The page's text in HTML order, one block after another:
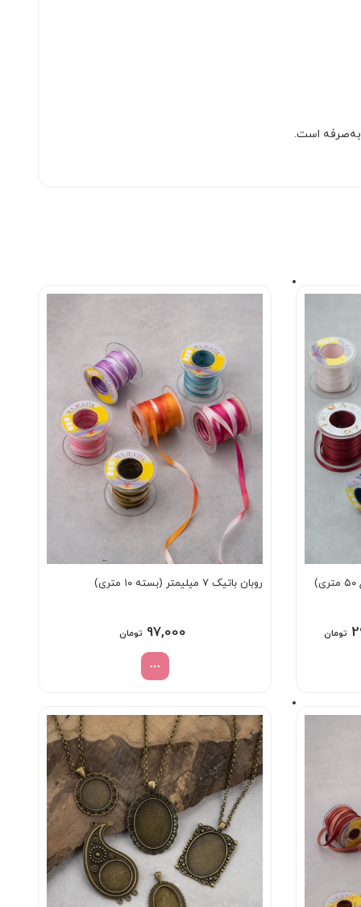
است.
تومانPrice
354,000 تومان
روبان باتیک ۷ میلیمتر (بسته ۱۰ متری)
97,000 تومان